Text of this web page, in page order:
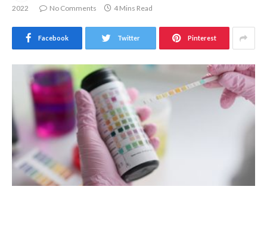
2022
No Comments 4 Mins Read
Facebook Twitter Pinterest